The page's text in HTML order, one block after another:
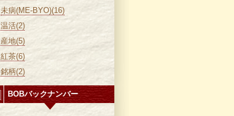
未病(ME-BYO)(16)
温活(2)
産地(5)
紅茶(6)
銘柄(2)
BOBバックナンバー